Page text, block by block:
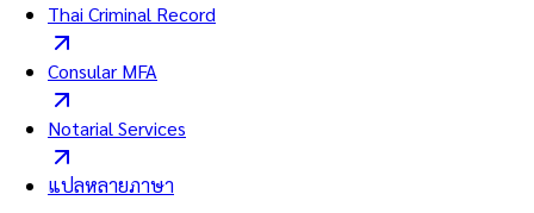
Thai Criminal Record
Consular MFA
Notarial Services
แปลหลายภาษา